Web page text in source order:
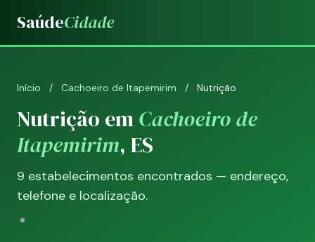
SaúdeCidade
Início / Cachoeiro de Itapemirim / Nutrição
Nutrição emCachoeiro de
Itapemirim, ES
9 estabelecimentos encontrados — endereço,
telefone e localização.